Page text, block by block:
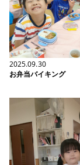
2025.09.30
お弁当バイキング